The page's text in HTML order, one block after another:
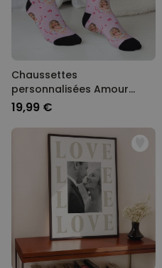
Chaussettes
personnalisées Amour
avec votre visage
19,99 €